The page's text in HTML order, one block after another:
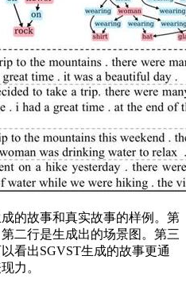
故事和真实故事的样例。第
二行是生成出的场景图。第三
看出SGVST生成的故事更通
力。